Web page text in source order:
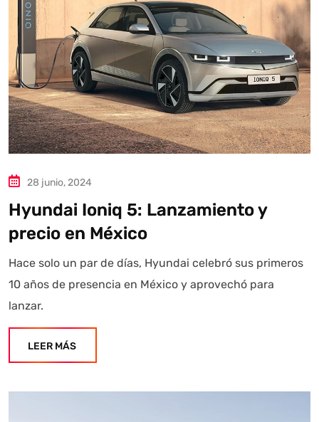
28 junio, 2024
Hyundai Ioniq 5: Lanzamiento y
precio en México
Hace solo un par de días, Hyundai celebró sus primeros
10 años de presencia en México y aprovechó para
lanzar.
LEER MÁS
Autoanalítica IA Agente Inteligente
Estoy aquí para encontrar lo que necesitas. ¿Qué estás
buscando? "Este asistente con IA (OpenAI) ofrece
información referencial que puede contener errores.
Asistente con IA en desarrollo. Autoanalítica optimiza
diariamente su exactitud."